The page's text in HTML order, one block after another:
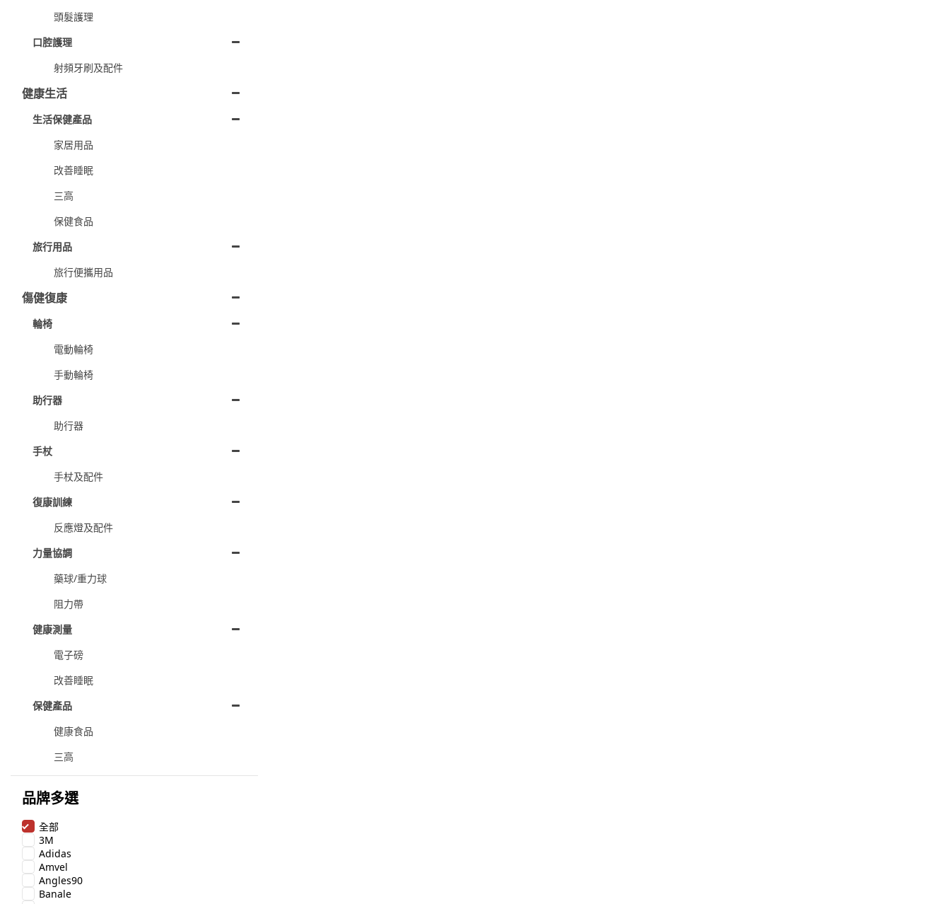
頭髮護理
口腔護理
射頻牙刷及配件
健康生活
生活保健產品
家居用品
改善睡眠
三高
保健食品
旅行用品
旅行便攜用品
傷健復康
輪椅
電動輪椅
手動輪椅
助行器
助行器
手杖
手杖及配件
復康訓練
反應燈及配件
力量協調
藥球/重力球
阻力帶
健康測量
電子磅
改善睡眠
保健產品
健康食品
三高
品牌多選
全部
3M
Adidas
Amvel
Angles90
Banale